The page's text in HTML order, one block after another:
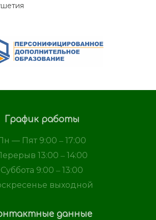
График работы
— Пят 9:00 ‒ 17:00
13:00 ‒ 14:00
Суббота 9:00 ‒ 13:00
выходной
данные